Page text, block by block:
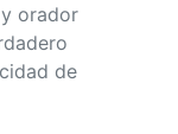
orador
de